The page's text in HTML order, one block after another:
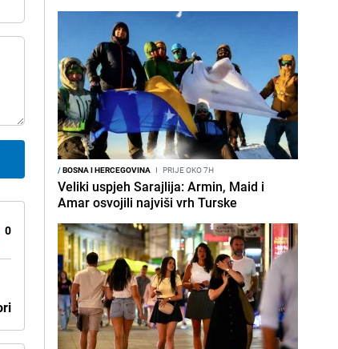
0
/BOSNA I HERCEGOVINA I PRIJE OKO 7H
Veliki uspjeh Sarajlija: Armin, Maid i
Amar osvojili najviši vrh Turske